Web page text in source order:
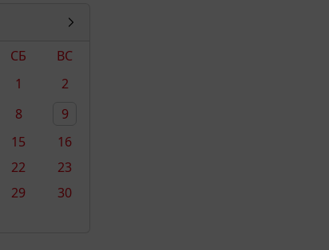
СБ
ВС
1
2
8
9
15
16
22
23
29
30